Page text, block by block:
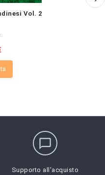
Vol. 2
chat_bubble_outline
Supporto all'acquisto